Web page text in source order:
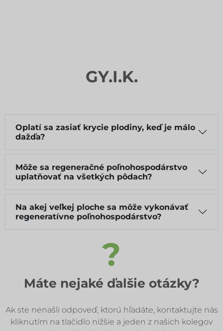
GY.I.K.
Oplatí sa zasiať krycie plodiny, keď je málo
dažďa?
Môže sa regeneračné poľnohospodárstvo
uplatňovať na všetkých pôdach?
Na akej veľkej ploche sa môže vykonávať
regeneratívne poľnohospodárstvo?
?
Máte nejaké ďalšie otázky?
Ak ste nenašli odpoveď, ktorú hľadáte, kontaktujte nás
kliknutím na tlačidlo nižšie a jeden z našich kolegov